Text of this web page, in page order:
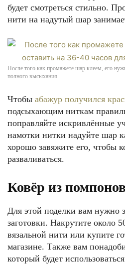
будет смотреться стильно.
нити на надутый шар
После того как промажете шар клеем, его
полного высыхания
Чтобы абажур получился
подсыхающим ниткам
поправляйте искривлённые
намотки нитки надуйте шар
хорошо завяжите его, чтобы
разваливаться.
Ковёр из
Для этой поделки вам нужно
заготовки. Накрутите около
вязальной нити или купите
магазине. Также вам
который будет